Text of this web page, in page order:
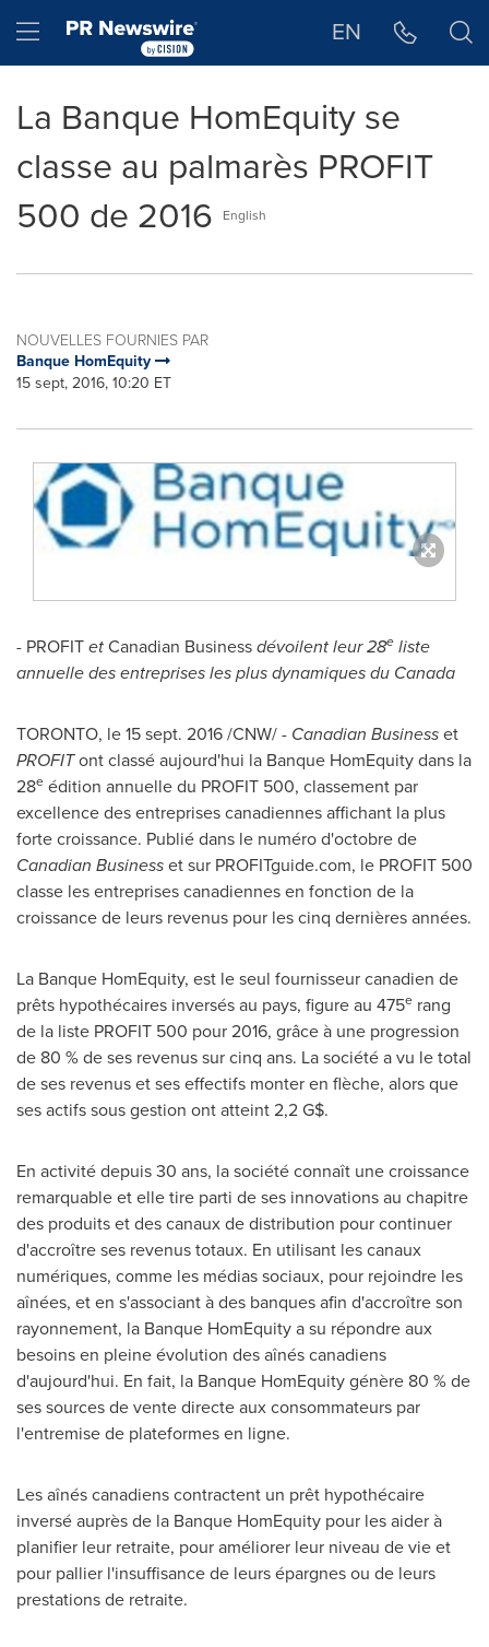
Hamburger menu EN
La Banque HomEquity se
classe au palmarès PROFIT
500 de 2016
English
NOUVELLES FOURNIES PAR
Banque HomEquity
15 sept, 2016, 10:20 ET
- PROFITetCanadian Businessdévoilent leur 28e liste
annuelle des entreprises les plus dynamiques du Canada
TORONTO, le 15 sept. 2016 /CNW/ - Canadian Businesset
PROFITont classé aujourd'hui la Banque HomEquity dans la
28e édition annuelle du PROFIT 500, classement par
excellence des entreprises canadiennes affichant la plus
forte croissance. Publié dans le numéro d'octobre de
Canadian Businesset sur PROFITguide.com, le PROFIT 500
classe les entreprises canadiennes en fonction de la
croissance de leurs revenus pour les cinq dernières années.
La Banque HomEquity, est le seul fournisseur canadien de
prêts hypothécaires inversés au pays, figure au 475e rang
de la liste PROFIT 500 pour 2016, grâce à une progression
de 80 % de ses revenus sur cinq ans. La société a vu le total
de ses revenus et ses effectifs monter en flèche, alors que
ses actifs sous gestion ont atteint 2,2 G$.
En activité depuis 30 ans, la société connaît une croissance
remarquable et elle tire parti de ses innovations au chapitre
des produits et des canaux de distribution pour continuer
d'accroître ses revenus totaux. En utilisant les canaux
numériques, comme les médias sociaux, pour rejoindre les
aînées, et en s'associant à des banques afin d'accroître son
rayonnement, la Banque HomEquity a su répondre aux
besoins en pleine évolution des aînés canadiens
d'aujourd'hui. En fait, la Banque HomEquity génère 80 % de
ses sources de vente directe aux consommateurs par
l'entremise de plateformes en ligne.
Les aînés canadiens contractent un prêt hypothécaire
inversé auprès de la Banque HomEquity pour les aider à
planifier leur retraite, pour améliorer leur niveau de vie et
pour pallier l'insuffisance de leurs épargnes ou de leurs
prestations de retraite.